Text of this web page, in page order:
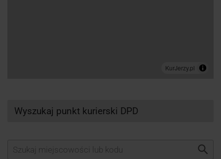
Wyszukaj punkt kurierski DPD